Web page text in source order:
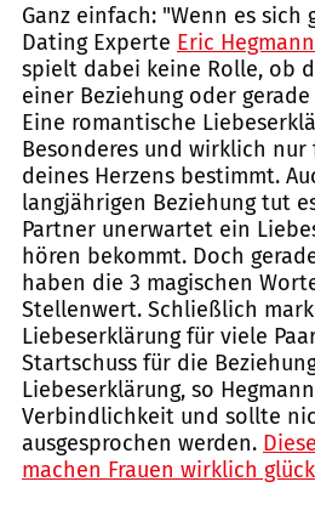
Ganz einfach: "Wenn es
Dating Experte Eric Hegmann
spielt dabei keine Rolle, ob
einer Beziehung oder
Eine romantische
Besonderes und wirklich nur
deines Herzens bestimmt.
langjährigen Beziehung tut
Partner unerwartet ein
hören bekommt. Doch
haben die 3 magischen
Stellenwert. Schließlich
Liebeserklärung für viele
Startschuss für die
Liebeserklärung, so
Verbindlichkeit und sollte
ausgesprochen werden. Diese
machen Frauen wirklich